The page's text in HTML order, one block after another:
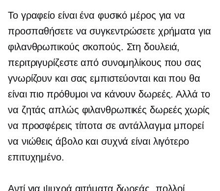
Το γραφείο είναι ένα φυσικό μέρος για να
προσπαθήσετε να συγκεντρώσετε χρήματα για
φιλανθρωπικούς σκοπούς. Στη δουλειά,
περιτριγυρίζεστε από συνομηλίκους που σας
γνωρίζουν και σας εμπιστεύονται και που θα
είναι πιο πρόθυμοι να κάνουν δωρεές. Αλλά το
να ζητάς απλώς φιλανθρωπικές δωρεές χωρίς
να προσφέρεις τίποτα σε αντάλλαγμα μπορεί
να νιώθεις άβολο και συχνά είναι λιγότερο
επιτυχημένο.
Αντί για ψυχρά αιτήματα δωρεάς, πολλοί